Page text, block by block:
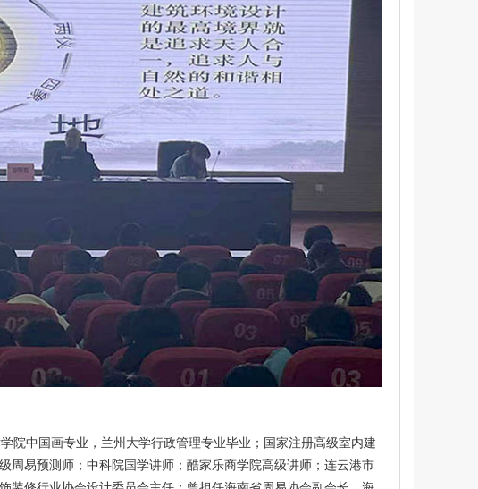
中国画专业，兰州大学行政管理专业毕业；国家注册高级室内建
周易预测师；中科院国学讲师；酷家乐商学院高级讲师；连云港市